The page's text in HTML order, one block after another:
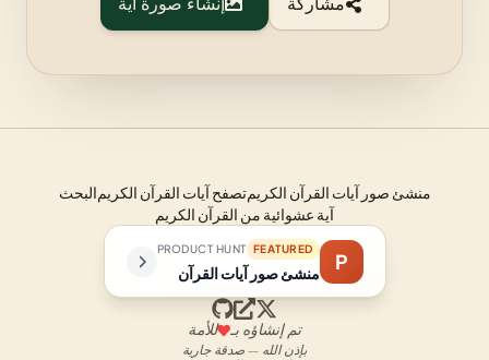
مشاركة إنشاء صورة آية
منشئ صور آيات القرآن الكريمتصفح آيات القرآن الكريمالبحث
آية عشوائية من القرآن الكريم
P
FEATURED
PRODUCT HUNT
منشئ صور آيات القرآن
تم إنشاؤه بـ للأمة
بإذن الله — صدقة جارية